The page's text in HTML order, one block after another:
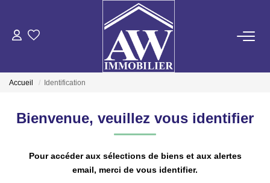
ACHETER
ESTIMER
GESTION LOCATIVE
Accueil Identification
Bienvenue, veuillez vous identifier
Pour accéder aux sélections de biens et aux alertes
email, merci de vous identifier.